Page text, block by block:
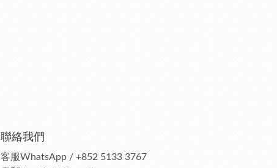
聯絡我們
客服WhatsApp / +852 5133 3767